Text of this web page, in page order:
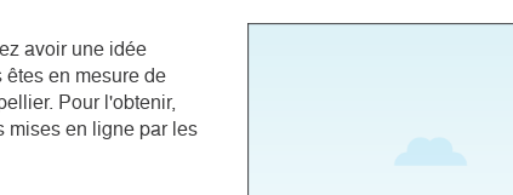
avoir une idée
êtes en mesure de
Pour l'obtenir,
mises en ligne par les